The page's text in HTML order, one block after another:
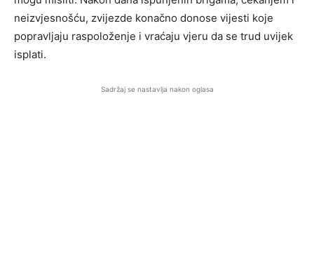
neizvjesnošću, zvijezde konačno donose vijesti koje
popravljaju raspoloženje i vraćaju vjeru da se trud uvijek
isplati.
Sadržaj se nastavlja nakon oglasa